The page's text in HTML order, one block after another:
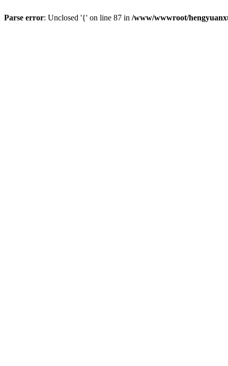
Parse error: Unclosed '{' on line 87 in /www/wwwroot/